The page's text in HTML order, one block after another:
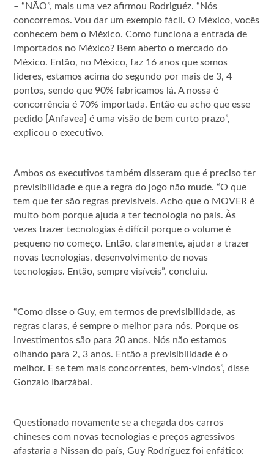
– “NÃO”, mais uma vez afirmou Rodriguéz. “Nós
concorremos. Vou dar um exemplo fácil. O México, vocês
conhecem bem o México. Como funciona a entrada de
importados no México? Bem aberto o mercado do
México. Então, no México, faz 16 anos que somos
líderes, estamos acima do segundo por mais de 3, 4
pontos, sendo que 90% fabricamos lá. A nossa é
concorrência é 70% importada. Então eu acho que esse
pedido [Anfavea] é uma visão de bem curto prazo”,
explicou o executivo.
Ambos os executivos também disseram que é preciso ter
previsibilidade e que a regra do jogo não mude. “O que
tem que ter são regras previsíveis. Acho que o MOVER é
muito bom porque ajuda a ter tecnologia no país. Às
vezes trazer tecnologias é difícil porque o volume é
pequeno no começo. Então, claramente, ajudar a trazer
novas tecnologias, desenvolvimento de novas
tecnologias. Então, sempre visíveis”, concluiu.
“Como disse o Guy, em termos de previsibilidade, as
regras claras, é sempre o melhor para nós. Porque os
investimentos são para 20 anos. Nós não estamos
olhando para 2, 3 anos. Então a previsibilidade é o
melhor. E se tem mais concorrentes, bem-vindos”, disse
Gonzalo Ibarzábal.
Questionado novamente se a chegada dos carros
chineses com novas tecnologias e preços agressivos
afastaria a Nissan do país, Guy Rodríguez foi enfático: